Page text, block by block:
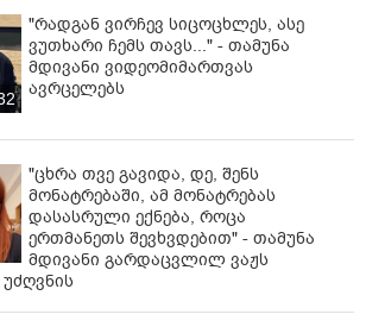
"რადგან ვირჩევ სიცოცხლეს, ასე
ვუთხარი ჩემს თავს..." - თამუნა
მდივანი ვიდეომიმართვას
ავრცელებს
"ცხრა თვე გავიდა, დე, შენს
მონატრებაში, ამ მონატრებას
დასასრული ექნება, როცა
ერთმანეთს შევხვდებით" - თამუნა
მდივანი გარდაცვლილ ვაჟს